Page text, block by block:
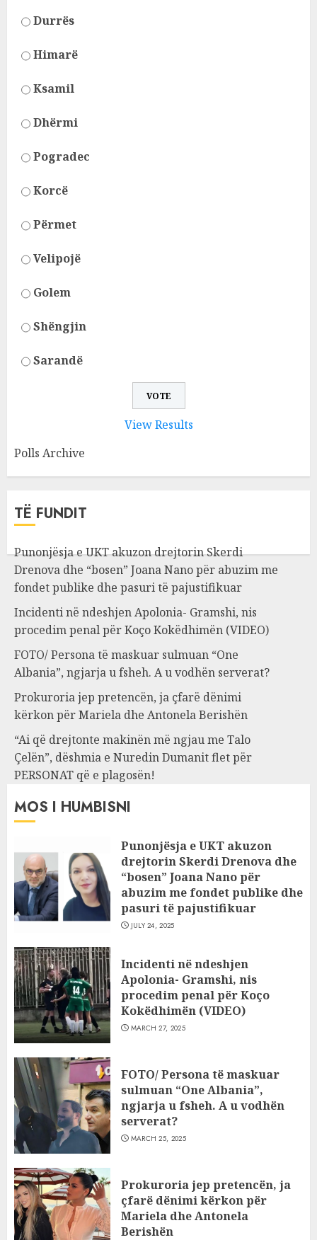
Durrës
Himarë
Ksamil
Dhërmi
Pogradec
Korcë
Përmet
Velipojë
Golem
Shëngjin
Sarandë
View Results
Polls Archive
TË FUNDIT
Punonjësja e UKT akuzon drejtorin Skerdi
Drenova dhe “bosen” Joana Nano për abuzim me
fondet publike dhe pasuri të pajustifikuar
Incidenti në ndeshjen Apolonia- Gramshi, nis
procedim penal për Koço Kokëdhimën (VIDEO)
FOTO/ Persona të maskuar sulmuan “One
Albania”, ngjarja u fsheh. A u vodhën serverat?
Prokuroria jep pretencën, ja çfarë dënimi
kërkon për Mariela dhe Antonela Berishën
“Ai që drejtonte makinën më ngjau me Talo
Çelën”, dëshmia e Nuredin Dumanit flet për
PERSONAT që e plagosën!
MOS I HUMBISNI
Punonjësja e UKT akuzon
drejtorin Skerdi Drenova dhe
“bosen” Joana Nano për
abuzim me fondet publike dhe
pasuri të pajustifikuar
JULY 24, 2025
Incidenti në ndeshjen
Apolonia- Gramshi, nis
procedim penal për Koço
Kokëdhimën (VIDEO)
MARCH 27, 2025
FOTO/ Persona të maskuar
sulmuan “One Albania”,
ngjarja u fsheh. A u vodhën
serverat?
MARCH 25, 2025
Prokuroria jep pretencën, ja
çfarë dënimi kërkon për
Mariela dhe Antonela
Berishën